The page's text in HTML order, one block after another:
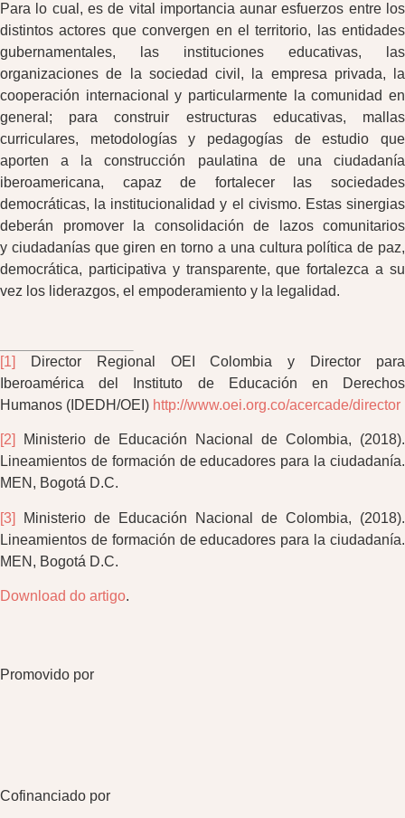
Para lo cual, es de vital importancia aunar esfuerzos entre los
distintos actores que convergen en el territorio, las entidades
gubernamentales, las instituciones educativas, las
organizaciones de la sociedad civil, la empresa privada, la
cooperación internacional y particularmente la comunidad en
general; para construir estructuras educativas, mallas
curriculares, metodologías y pedagogías de estudio que
aporten a la construcción paulatina de una ciudadanía
iberoamericana, capaz de fortalecer las sociedades
democráticas, la institucionalidad y el civismo. Estas sinergias
deberán promover la consolidación de lazos comunitarios
y ciudadanías que giren en torno a una cultura política de paz,
democrática, participativa y transparente, que fortalezca a su
vez los liderazgos, el empoderamiento y la legalidad.
[1]
Director Regional OEI Colombia y Director para
Iberoamérica del Instituto de Educación en Derechos
Humanos (IDEDH/OEI) http://www.oei.org.co/acercade/director
[2]
Ministerio de Educación Nacional de Colombia, (2018).
Lineamientos de formación de educadores para la ciudadanía.
MEN, Bogotá D.C.
[3]
Ministerio de Educación Nacional de Colombia, (2018).
Lineamientos de formación de educadores para la ciudadanía.
MEN, Bogotá D.C.
Download do artigo.
Promovido por
Cofinanciado por